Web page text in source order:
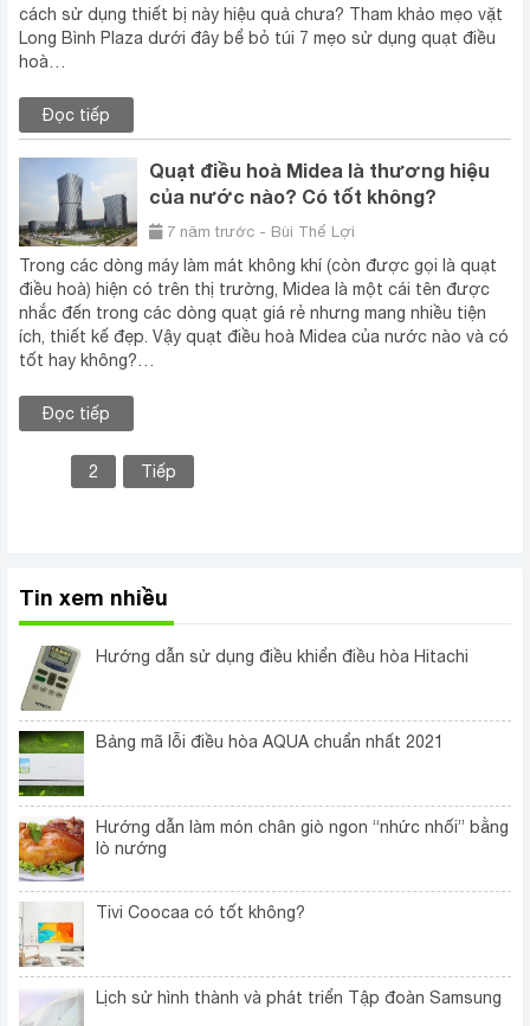
cách sử dụng thiết bị này hiệu quả chưa? Tham khảo mẹo vặt
Long Bình Plaza dưới đây bể bỏ túi 7 mẹo sử dụng quạt điều
hoà…
Đọc tiếp
Quạt điều hoà Midea là thương hiệu
của nước nào? Có tốt không?
7 năm trước - Bùi Thế Lợi
Trong các dòng máy làm mát không khí (còn được gọi là quạt
điều hoà) hiện có trên thị trường, Midea là một cái tên được
nhắc đến trong các dòng quạt giá rẻ nhưng mang nhiều tiện
ích, thiết kế đẹp. Vậy quạt điều hoà Midea của nước nào và có
tốt hay không?…
Đọc tiếp
2 Tiếp
Tin xem nhiều
Hướng dẫn sử dụng điều khiển điều hòa Hitachi
Bảng mã lỗi điều hòa AQUA chuẩn nhất 2021
Hướng dẫn làm món chân giò ngon “nhức nhối” bằng
lò nướng
Tivi Coocaa có tốt không?
Lịch sử hình thành và phát triển Tập đoàn Samsung